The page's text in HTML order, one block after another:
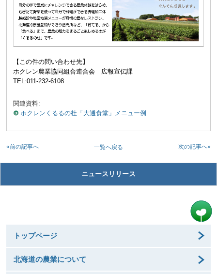
【この件の問い合わせ先】
ホクレン農業協同組合連合会 広報宣伝課
TEL:011-232-6108
関連資料:
ホクレンくるるの杜「大通食堂」メニュー例
一覧へ戻る
«前の記事へ 次の記事へ»
ニュースリリース
トップページ
北海道の農業について